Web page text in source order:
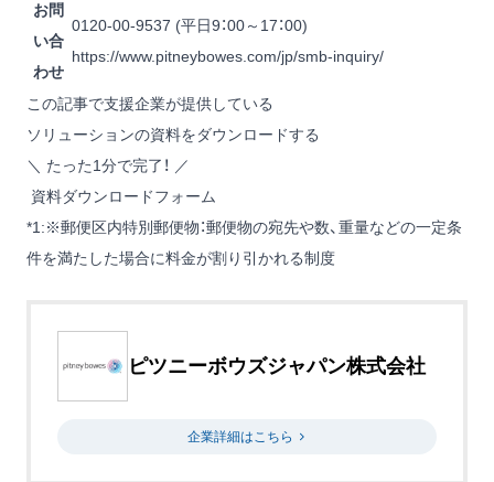
お問
い合
わせ
0120-00-9537 (平日9：00～17：00)
https://www.pitneybowes.com/jp/smb-inquiry/
この記事で支援企業が提供している
ソリューションの資料をダウンロードする
＼ たった1分で完了！ ／
資料ダウンロードフォーム
*1 :※郵便区内特別郵便物：郵便物の宛先や数、重量などの一定条
件を満たした場合に料金が割り引かれる制度
ピツニーボウズジャパン株式会社
企業詳細はこちら